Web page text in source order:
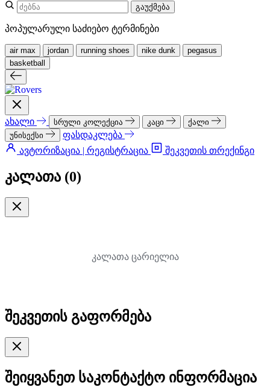
გაუქმება
პოპულარული საძიებო ტერმინები
air max jordan running shoes nike dunk
pegasus
basketball
ახალი სრული კოლექცია კაცი
ქალი
უნისექსი
ფასდაკლება
ავტორიზაცია | რეგისტრაცია
შეკვეთის თრექინგი
კალათა (0)
კალათა ცარიელია
შეკვეთის გაფორმება
შეიყვანეთ საკონტაქტო ინფორმაცია